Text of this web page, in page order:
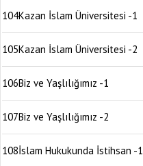
104Kazan İslam Üniversitesi -1
105Kazan İslam Üniversitesi -2
106Biz ve Yaşlılığımız -1
107Biz ve Yaşlılığımız -2
108İslam Hukukunda İstihsan -1